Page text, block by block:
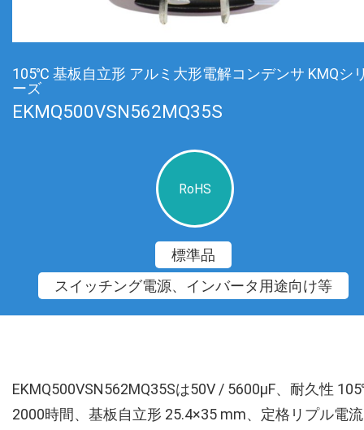
105℃ 基板自立形 アルミ大形電解コンデンサ KMQシ
ーズ
EKMQ500VSN562MQ35S
RoHS
標準品
スイッチング電源、インバータ用途向け等
EKMQ500VSN562MQ35Sは50V / 5600µF、耐久性
2000時間、基板自立形 25.4×35 mm、定格リプル電流